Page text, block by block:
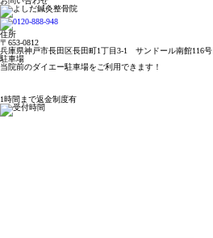
住所
〒653-0812
兵庫県神戸市長田区長田町1丁目3-1 サンドール南館116号
駐車場
当院前のダイエー駐車場をご利用できます！
1時間まで返金制度有